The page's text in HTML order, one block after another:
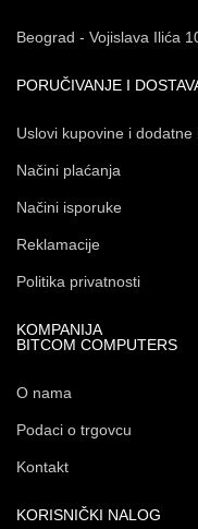
Beograd - Vojislava Ilića
PORUČIVANJE I
Uslovi kupovine i dodatne
Načini plaćanja
Načini isporuke
Reklamacije
Politika privatnosti
KOMPANIJA
BITCOM COMPUTERS
O nama
Podaci o trgovcu
Kontakt
KORISNIČKI NALOG